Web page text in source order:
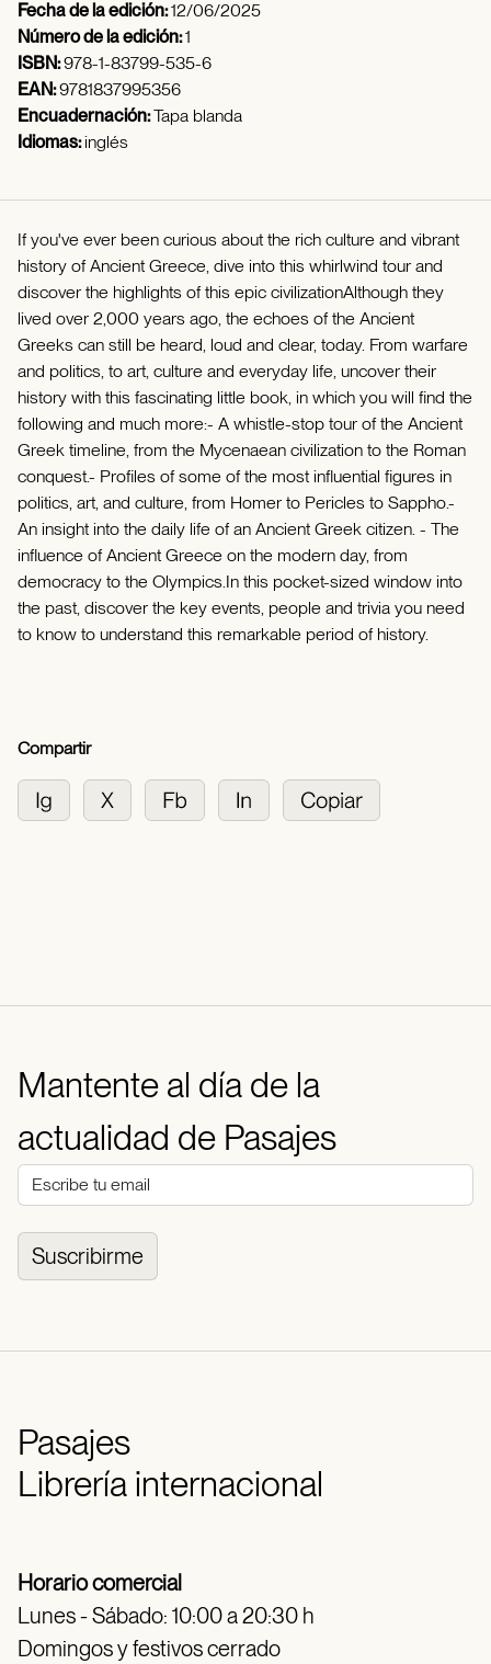
Fecha de la edición:12/06/2025
Número de la edición:1
ISBN:978-1-83799-535-6
EAN:9781837995356
Encuadernación:Tapa blanda
Idiomas:inglés
If you've ever been curious about the rich culture and vibrant
history of Ancient Greece, dive into this whirlwind tour and
discover the highlights of this epic civilizationAlthough they
lived over 2,000 years ago, the echoes of the Ancient
Greeks can still be heard, loud and clear, today. From warfare
and politics, to art, culture and everyday life, uncover their
history with this fascinating little book, in which you will find the
following and much more:- A whistle-stop tour of the Ancient
Greek timeline, from the Mycenaean civilization to the Roman
conquest.- Profiles of some of the most influential figures in
politics, art, and culture, from Homer to Pericles to Sappho.-
An insight into the daily life of an Ancient Greek citizen. - The
influence of Ancient Greece on the modern day, from
democracy to the Olympics.In this pocket-sized window into
the past, discover the key events, people and trivia you need
to know to understand this remarkable period of history.
Compartir
Mantente al día de la
actualidad de Pasajes
Suscribirme
Pasajes
Librería internacional
Horario comercial
Lunes - Sábado: 10:00 a 20:30 h
Domingos y festivos cerrado